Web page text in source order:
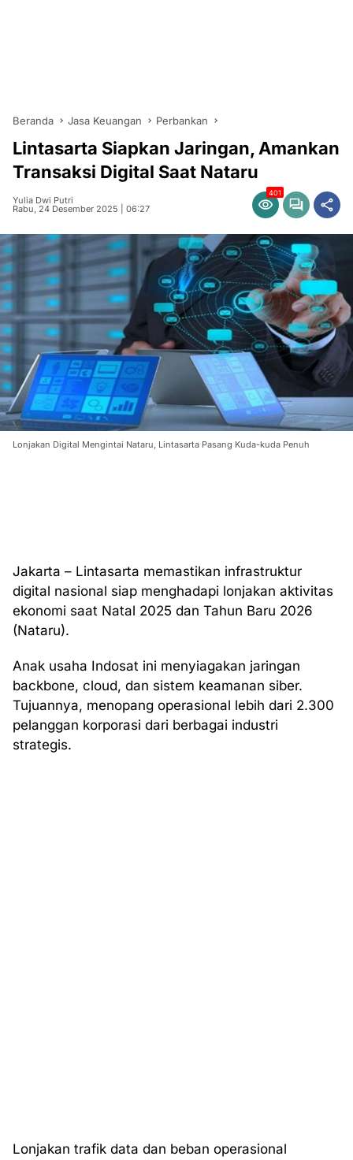
Beranda Jasa Keuangan Perbankan
Lintasarta Siapkan Jaringan, Amankan
Transaksi Digital Saat Nataru
Yulia Dwi Putri
Rabu, 24 Desember 2025 | 06:27
401
Lonjakan Digital Mengintai Nataru, Lintasarta Pasang Kuda-kuda Penuh
Jakarta – Lintasarta memastikan infrastruktur
digital nasional siap menghadapi lonjakan aktivitas
ekonomi saat Natal 2025 dan Tahun Baru 2026
(Nataru).
Anak usaha Indosat ini menyiagakan jaringan
backbone, cloud, dan sistem keamanan siber.
Tujuannya, menopang operasional lebih dari 2.300
pelanggan korporasi dari berbagai industri
strategis.
Lonjakan trafik data dan beban operasional